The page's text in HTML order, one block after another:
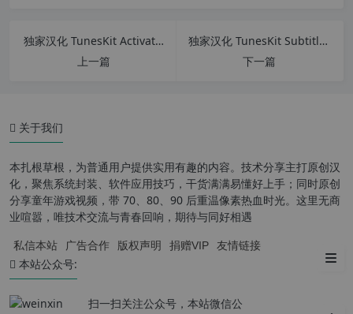
独家汉化 TunesKit Activation Unlocker 2.0.0.20 中文版 无需 Apple ID 或密码即可轻松绕过 iCloud 激活锁
上一篇
独家汉化 TunesKit Subtitle Extractor v2.0.0.14 中文版 字幕提取工具
下一篇
via 浏览器安装脚本说明
via 浏览器和夸克浏览器那个
好？
更新日志：
关于我们
本扎根草根，为普通用户提供实用有趣的内容。技术分享主打原创汉
化，聚焦系统封装、软件应用技巧，干货满满易懂好上手；同时原创
分享童年游戏视频，带 70、80、90 后重温像素热血时光。这里无商
业喧嚣，唯技术交流与青春回响，期待与同好相遇
私信本站 广告合作 版权声明 捐赠VIP 友情链接
本站公众号:
扫一扫关注公众号，本站微信公